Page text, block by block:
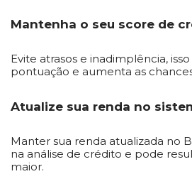
Mantenha o seu score de
Evite atrasos e inadimplência,
pontuação e aumenta as
Atualize sua renda no
Manter sua renda atualizada no
na análise de crédito e pode
maior.